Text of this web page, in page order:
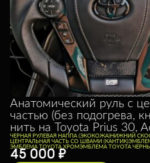
Анатомический руль c
частью (без подогрева,
нить на Toyota Prius 30,
ЧЕРНАЯ РУЛЕВАЯ НАППА (ЭКОКОЖА)НИЖНИЙ
ЦЕНТРАЛЬНАЯ ЧАСТЬ СО ШВАМИ (КАНТИК)
ЭМБЛЕМА TOYOTA ХРОМЭМБЛЕМА TOYOTA
45 000 ₽